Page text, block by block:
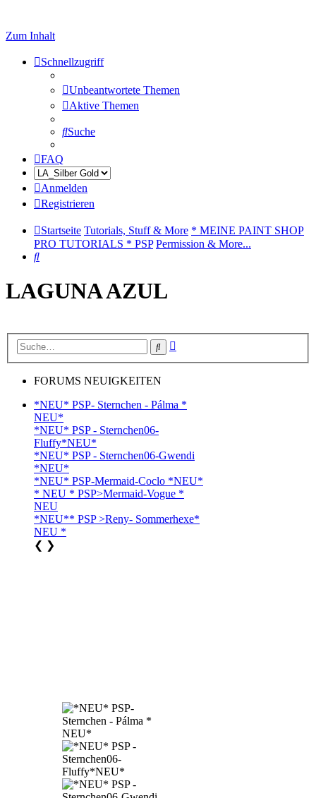
Zum Inhalt
Schnellzugriff
Unbeantwortete Themen
Aktive Themen
Suche
FAQ
Anmelden
Registrieren
Startseite Tutorials, Stuff & More * MEINE PAINT SHOP
PRO TUTORIALS * PSP Permission & More...
Suche
LAGUNA AZUL
Suche
FORUMS NEUIGKEITEN
*NEU* PSP- Sternchen - Pálma *
NEU*
*NEU* PSP - Sternchen06-
Fluffy*NEU*
*NEU* PSP - Sternchen06-Gwendi
*NEU*
*NEU* PSP-Mermaid-Coclo *NEU*
* NEU * PSP>Mermaid-Vogue *
NEU
*NEU** PSP >Reny- Sommerhexe*
NEU *
❮ ❯